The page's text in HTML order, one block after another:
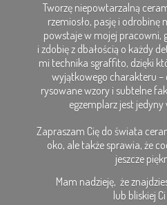
Tworzę niepowtarzalną
rzemiosło, pasję i odrobinę
powstaje w mojej pracowni,
i zdobię z dbałością o każdy
mi technika sgraffito, dzięki
wyjątkowego charakteru –
rysowane wzory i subtelne
egzemplarz jest
Zapraszam Cię do świata
oko, ale także sprawia, że
jeszcze
Mam nadzieję, że
lub bliskiej